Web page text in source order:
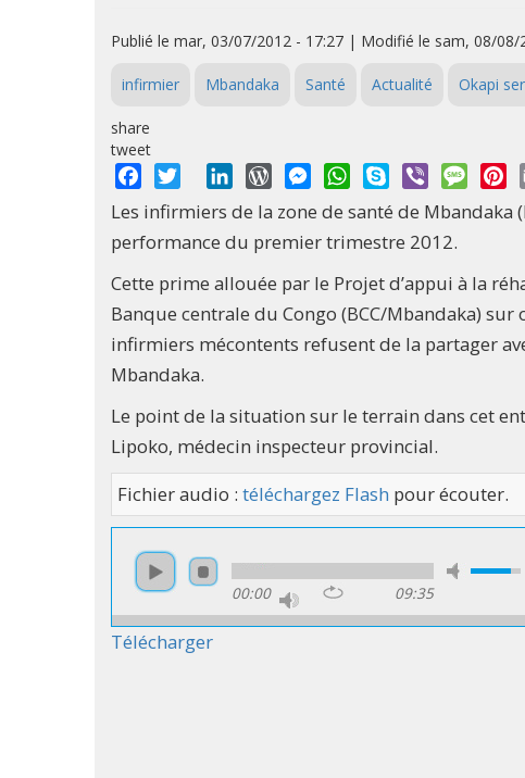
Publié le mar, 03/07/2012 - 17:27 | Modifié le sam, 08/08/
infirmier Mbandaka Santé Actualité Okapi
share
tweet
Facebook
Twitter LinkedInWordPressMessengerWhatsApp
Skype Viber
Les infirmiers de la zone de santé de
performance du premier trimestre 2012.
Cette prime allouée par le Projet d’appui à la
Banque centrale du Congo (BCC/Mbandaka)
infirmiers mécontents refusent de la partager
Mbandaka.
Le point de la situation sur le terrain dans cet
Lipoko, médecin inspecteur provincial.
Fichier audio : téléchargez Flash pour écouter.
00:00 09:35
Télécharger